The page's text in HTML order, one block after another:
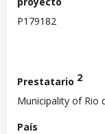
P179182
Prestatario 2
Municipality of Rio
País